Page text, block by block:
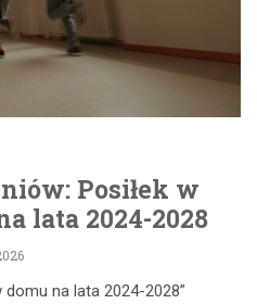
Posiłek w
lata 2024-2028
na lata 2024-2028”